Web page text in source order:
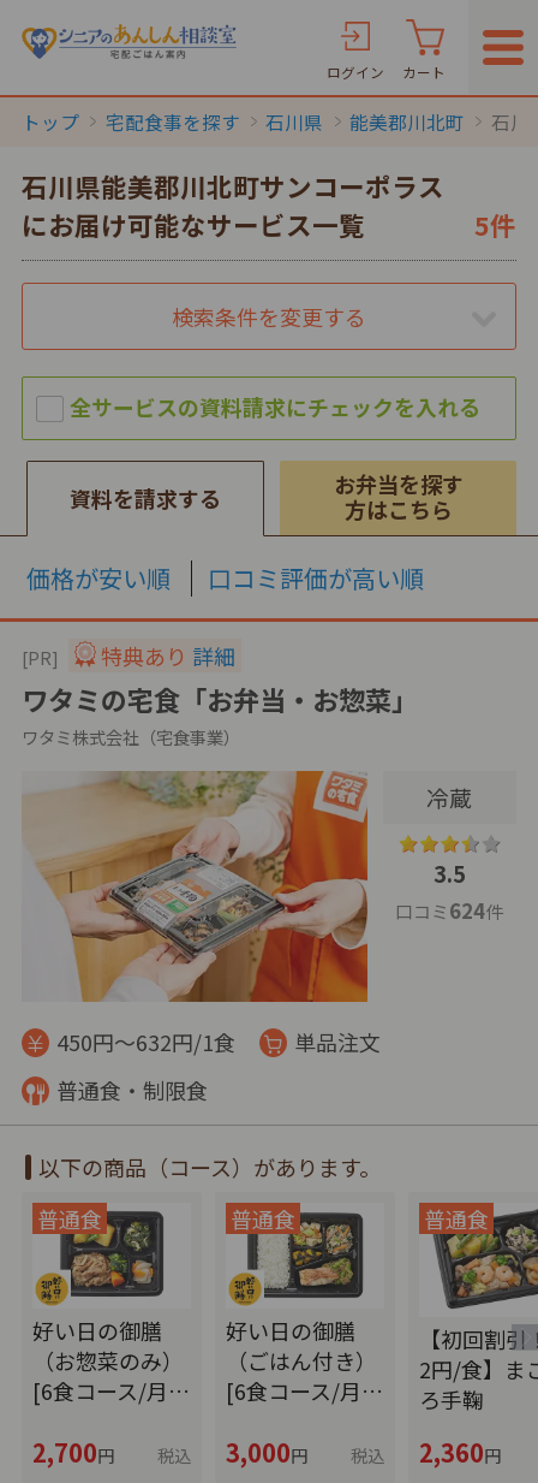
ログイン カート
トップ 宅配食事を探す 石川県 能美郡川北町 石川
石川県能美郡川北町サンコーポラス
にお届け可能なサービス一覧
5件
検索条件を変更する
資料を請求する
お弁当を探す
方はこちら
価格が安い順 口コミ評価が高い順
[PR] 特典あり 詳細
ワタミの宅食「お弁当・お惣菜」
ワタミ株式会社（宅食事業）
冷蔵
3.5
口コミ624件
450円～632円/1食
単品注文
普通食・制限食
以下の商品（コース）があります。
好い日の御膳
（お惣菜のみ）
[6食コース/月…
2,700円 税込
好い日の御膳
（ごはん付き）
[6食コース/月…
3,000円 税込
【初回割引
2円/食】ま
ろ手鞠
2,360円